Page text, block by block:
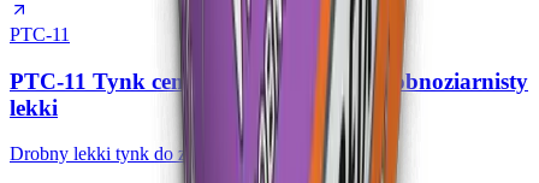
PTC-11
PTC-11 Tynk cementowo-wapienny drobnoziarnisty
lekki
Drobny lekki tynk do zacierania na gładko